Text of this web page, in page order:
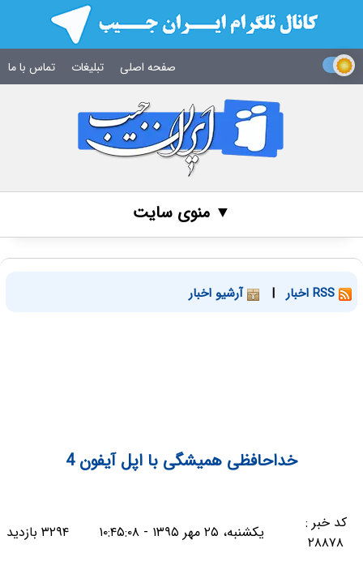
صفحه اصلی تبلیغات تماس با ما
▼ منوی سایت
| آرشیو اخبار
خداحافظی همیشگی با اپل آیفون 4
کد خبر :
۲۸۸۷۸
یکشنبه، ۲۵ مهر ۱۳۹۵ - ۱۰:۴۵:۰۸ ۳۲۹۴ بازدید